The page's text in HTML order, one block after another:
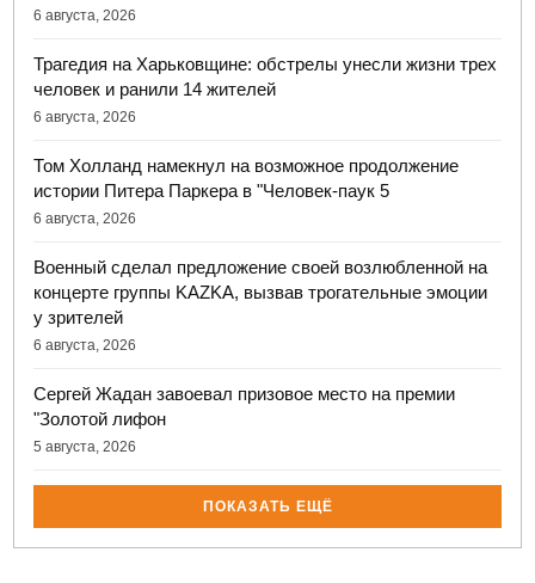
6 августа, 2026
Трагедия на Харьковщине: обстрелы унесли жизни трех
человек и ранили 14 жителей
6 августа, 2026
Том Холланд намекнул на возможное продолжение
истории Питера Паркера в "Человек-паук 5
6 августа, 2026
Военный сделал предложение своей возлюбленной на
концерте группы KAZKA, вызвав трогательные эмоции
у зрителей
6 августа, 2026
Сергей Жадан завоевал призовое место на премии
"Золотой лифон
5 августа, 2026
ПОКАЗАТЬ ЕЩЁ